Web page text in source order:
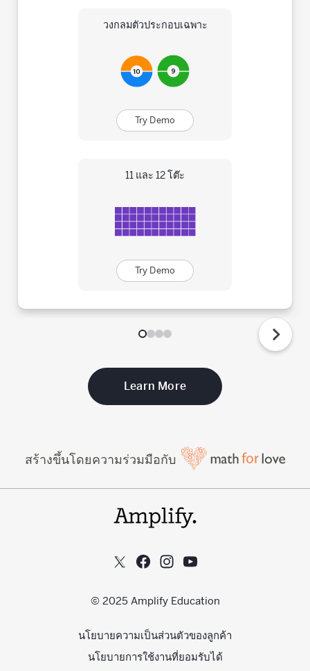
วงกลมตัวประกอบเฉพาะ
Try Demo
11 และ 12 โต๊ะ
Try Demo
Learn More
สร้างขึ้นโดยความร่วมมือกับ
© 2025 Amplify Education
นโยบายความเป็นส่วนตัวของลูกค้า
นโยบายการใช้งานที่ยอมรับได้